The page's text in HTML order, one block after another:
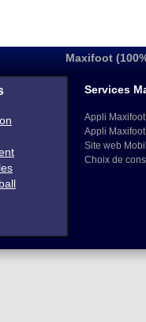
Maxifoot
Services
Appli
Appli
Site web
Choix de